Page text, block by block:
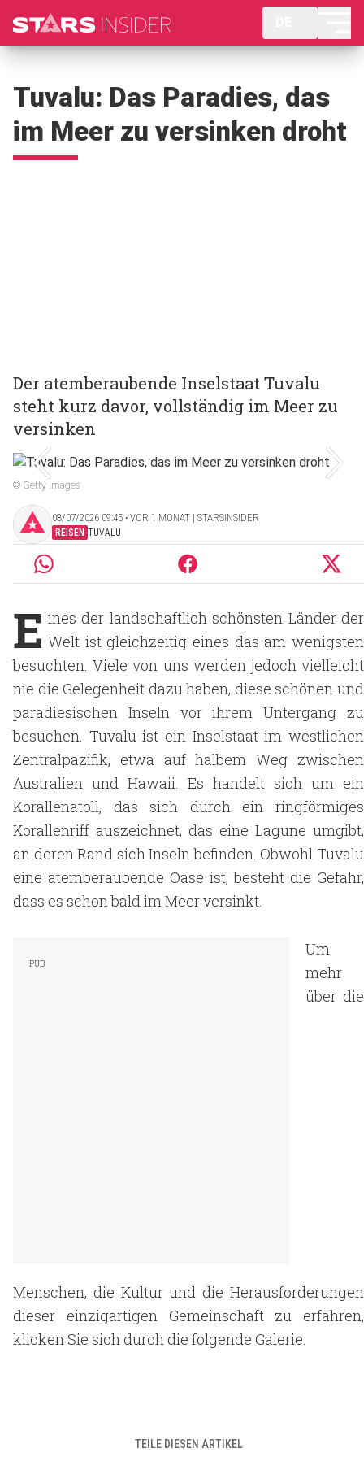
Tuvalu: Das Paradies, das
im Meer zu versinken droht
Der atemberaubende Inselstaat Tuvalu
steht kurz davor, vollständig im Meer zu
versinken
© Getty Images
08/07/2026 09:45 ‧ VOR 1 MONAT | STARSINSIDER
REISEN TUVALU
E ines der landschaftlich schönsten Länder der
Welt ist gleichzeitig eines das am wenigsten
besuchten. Viele von uns werden jedoch vielleicht
nie die Gelegenheit dazu haben, diese schönen und
paradiesischen Inseln vor ihrem Untergang zu
besuchen. Tuvalu ist ein Inselstaat im westlichen
Zentralpazifik, etwa auf halbem Weg zwischen
Australien und Hawaii. Es handelt sich um ein
Korallenatoll, das sich durch ein ringförmiges
Korallenriff auszeichnet, das eine Lagune umgibt,
an deren Rand sich Inseln befinden. Obwohl Tuvalu
eine atemberaubende Oase ist, besteht die Gefahr,
dass es schon bald im Meer versinkt.
Um
mehr
über die
Menschen, die Kultur und die Herausforderungen
dieser einzigartigen Gemeinschaft zu erfahren,
klicken Sie sich durch die folgende Galerie.
TEILE DIESEN ARTIKEL